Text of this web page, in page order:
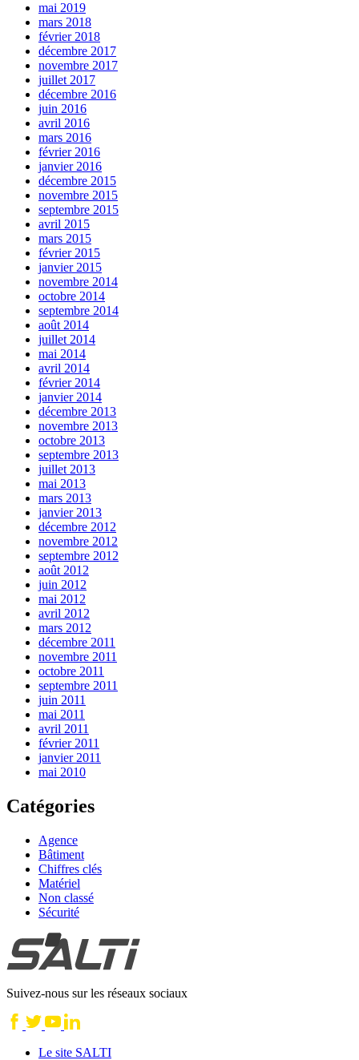
mai 2019
mars 2018
février 2018
décembre 2017
novembre 2017
juillet 2017
décembre 2016
juin 2016
avril 2016
mars 2016
février 2016
janvier 2016
décembre 2015
novembre 2015
septembre 2015
avril 2015
mars 2015
février 2015
janvier 2015
novembre 2014
octobre 2014
septembre 2014
août 2014
juillet 2014
mai 2014
avril 2014
février 2014
janvier 2014
décembre 2013
novembre 2013
octobre 2013
septembre 2013
juillet 2013
mai 2013
mars 2013
janvier 2013
décembre 2012
novembre 2012
septembre 2012
août 2012
juin 2012
mai 2012
avril 2012
mars 2012
décembre 2011
novembre 2011
octobre 2011
septembre 2011
juin 2011
mai 2011
avril 2011
février 2011
janvier 2011
mai 2010
Catégories
Agence
Bâtiment
Chiffres clés
Matériel
Non classé
Sécurité
Suivez-nous sur les réseaux sociaux
Le site SALTI